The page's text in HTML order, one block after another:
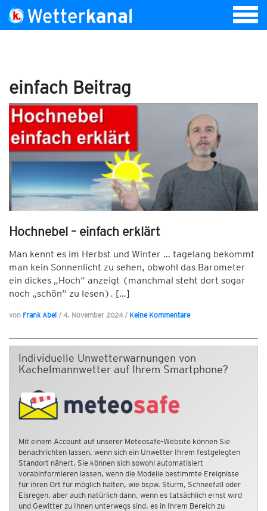
einfach Beitrag
Hochnebel – einfach erklärt
Man kennt es im Herbst und Winter … tagelang bekommt
man kein Sonnenlicht zu sehen, obwohl das Barometer
ein dickes „Hoch“ anzeigt (manchmal steht dort sogar
noch „schön“ zu lesen). […]
von Frank Abel / 4. November 2024/ Keine Kommentare
Individuelle Unwetterwarnungen von
Kachelmannwetter auf Ihrem Smartphone?
Mit einem Account auf unserer Meteosafe-Website können Sie
benachrichten lassen, wenn sich ein Unwetter Ihrem festgelegten
Standort nähert. Sie können sich sowohl automatisiert
vorabinformieren lassen, wenn die Modelle bestimmte Ereignisse
für ihren Ort für möglich halten, wie bspw. Sturm, Schneefall oder
Eisregen, aber auch natürlich dann, wenn es tatsächlich ernst wird
und Gewitter zu Ihnen unterwegs sind, es in Ihrem Bereich zu